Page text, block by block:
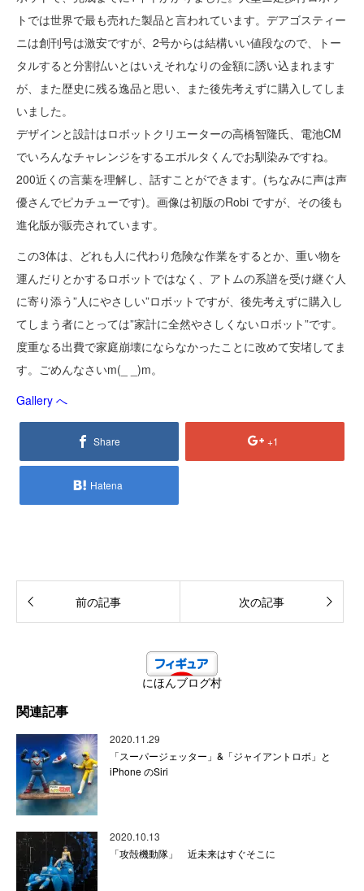
トでは世界で最も売れた製品と言われています。デアゴスティー
ニは創刊号は激安ですが、2号からは結構いい値段なので、トー
タルすると分割払いとはいえそれなりの金額に誘い込まれます
が、また歴史に残る逸品と思い、また後先考えずに購入してしま
いました。
デザインと設計はロボットクリエーターの高橋智隆氏、電池CM
でいろんなチャレンジをするエボルタくんでお馴染みですね。
200近くの言葉を理解し、話すことができます。(ちなみに声は声
優さんでピカチューです)。画像は初版のRobi ですが、その後も
進化版が販売されています。
この3体は、どれも人に代わり危険な作業をするとか、重い物を
運んだりとかするロボットではなく、アトムの系譜を受け継ぐ人
に寄り添う”人にやさしい”ロボットですが、後先考えずに購入し
てしまう者にとっては”家計に全然やさしくないロボット”です。
度重なる出費で家庭崩壊にならなかったことに改めて安堵してま
す。ごめんなさいm(_ _)m。
Gallery へ
Share +1
Hatena
前の記事 次の記事
にほんブログ村
関連記事
2020.11.29
「スーパージェッター」&「ジャイアントロボ」と
iPhone のSiri
2020.10.13
「攻殻機動隊」 近未来はすぐそこに